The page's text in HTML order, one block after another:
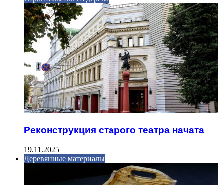
Реконструкция старого театра начата
19.11.2025
Деревянные материалы